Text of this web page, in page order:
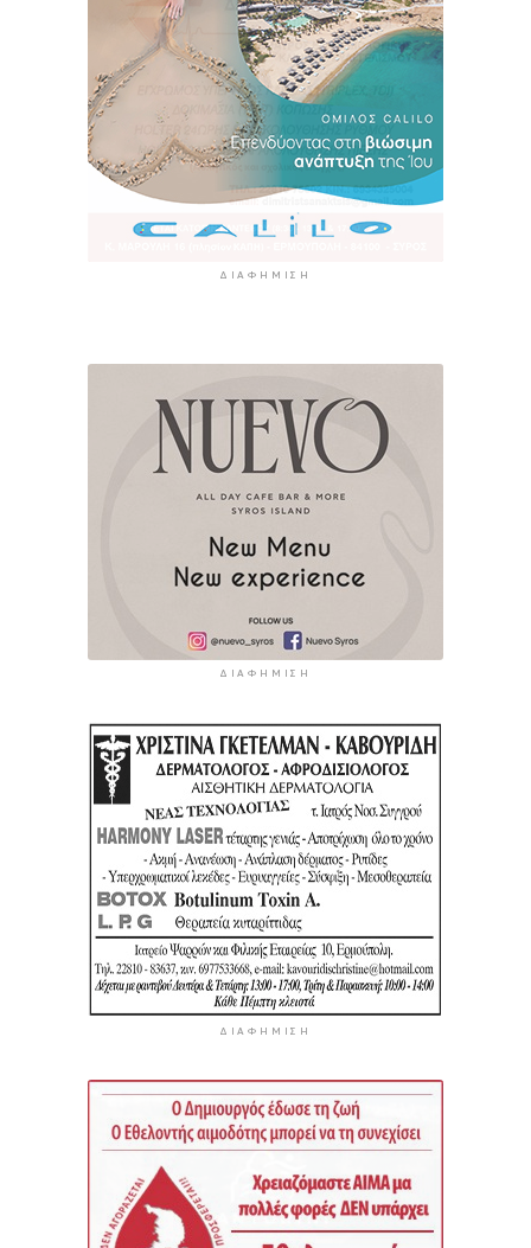
ΔΙΑΦΉΜΙΣΗ
ΔΙΑΦΉΜΙΣΗ
ΔΙΑΦΉΜΙΣΗ